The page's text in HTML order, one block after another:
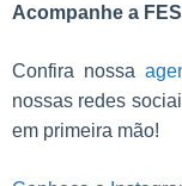
Acompanhe a
Confira nossa
nossas redes
em primeira mão!